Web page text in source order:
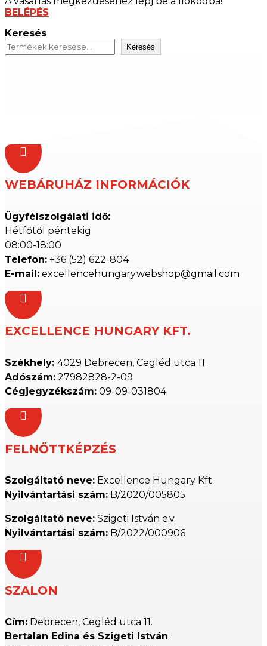
BELÉPÉS
Keresés
Keresés

WEBÁRUHÁZ INFORMÁCIÓK
Ügyfélszolgálati idő:
Hétfőtől péntekig
08:00-18:00
Telefon: +36 (52) 622-804
E-mail: excellencehungary.webshop@gmail.com

EXCELLENCE HUNGARY KFT.
Székhely: 4029 Debrecen, Cegléd utca 11.
Adószám: 27982828-2-09
Cégjegyzékszám: 09-09-031804

FELNŐTTKÉPZÉS
Szolgáltató neve: Excellence Hungary Kft.
Nyilvántartási szám: B/2020/005805
Szolgáltató neve: Szigeti István e.v.
Nyilvántartási szám: B/2022/000906

SZALON
Cím: Debrecen, Cegléd utca 11.
Bertalan Edina és Szigeti István